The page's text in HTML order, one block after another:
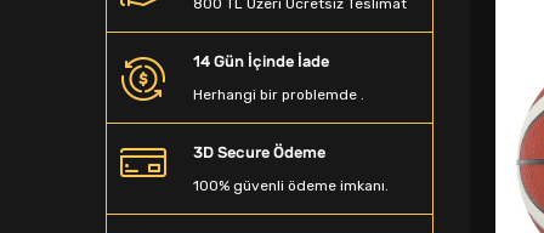
Dalış Aksesuarları
Sporcu Saç Bandı
Kamp Matarası
800 TL Üzeri Ücretsiz Teslimat
14 Gün İçinde İade
Herhangi bir problemde .
3D Secure Ödeme
100% güvenli ödeme imkanı.